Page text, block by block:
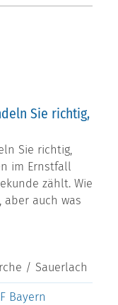
Sie richtig,
Sie richtig,
im Ernstfall
zählt. Wie
aber auch was
/ Sauerlach
Bayern